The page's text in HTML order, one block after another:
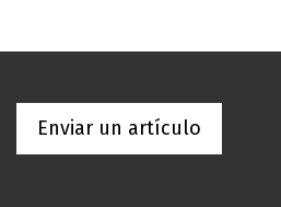
Enviar un artículo